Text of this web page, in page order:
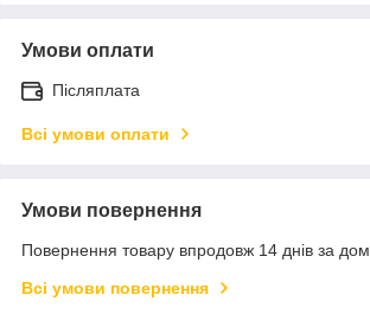
Умови оплати
Післяплата
Всі умови оплати
Умови повернення
Повернення товару впродовж 14 днів за
Всі умови повернення